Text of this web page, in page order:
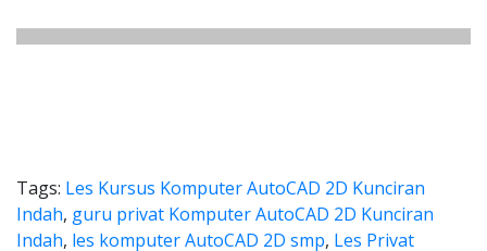
Tags: Les Kursus Komputer AutoCAD 2D Kunciran
Indah, guru privat Komputer AutoCAD 2D Kunciran
Indah, les komputer AutoCAD 2D smp, Les Privat